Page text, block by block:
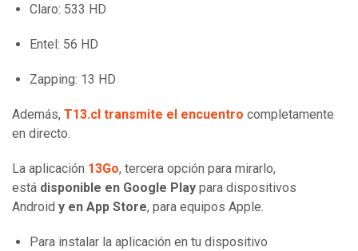
Claro: 533 HD
Entel: 56 HD
Zapping: 13 HD
Además, T13.cl transmite el encuentro completamente
en directo.
La aplicación 13Go, tercera opción para mirarlo,
está disponible en Google Play para dispositivos
Android y en App Store, para equipos Apple.
Para instalar la aplicación en tu dispositivo